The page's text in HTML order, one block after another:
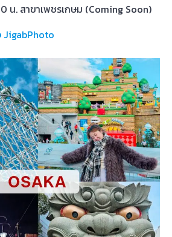
น. สาขาเพชรเกษม (Coming Soon)
JigabPhoto